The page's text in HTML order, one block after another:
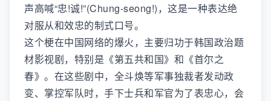
声高喊“忠!诚!”(Chung-seong!)，这是一种表达绝
对服从和效忠的制式口号。
这个梗在中国网络的爆火，主要归功于韩国政治题
材影视剧，特别是《第五共和国》和《首尔之
春》。在这些剧中，全斗焕等军事独裁者发动政
变、掌控军队时，手下士兵和军官为了表忠心，会